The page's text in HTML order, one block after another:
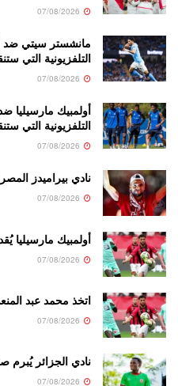
مانشستر سيتي ضد
التلفزيونية التي
أولمبيك مارسيليا
التلفزيونية التي
نادي بيراميدز
أولمبيك
اتخذ محمد عبد
نادي الجزائر